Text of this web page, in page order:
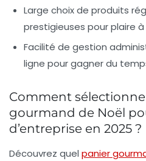
Large choix de produits
prestigieuses pour plaire
Facilité de gestion
ligne pour gagner du
Comment
gourmand de Noël
d’entreprise en 2025 ?
Découvrez quel panier